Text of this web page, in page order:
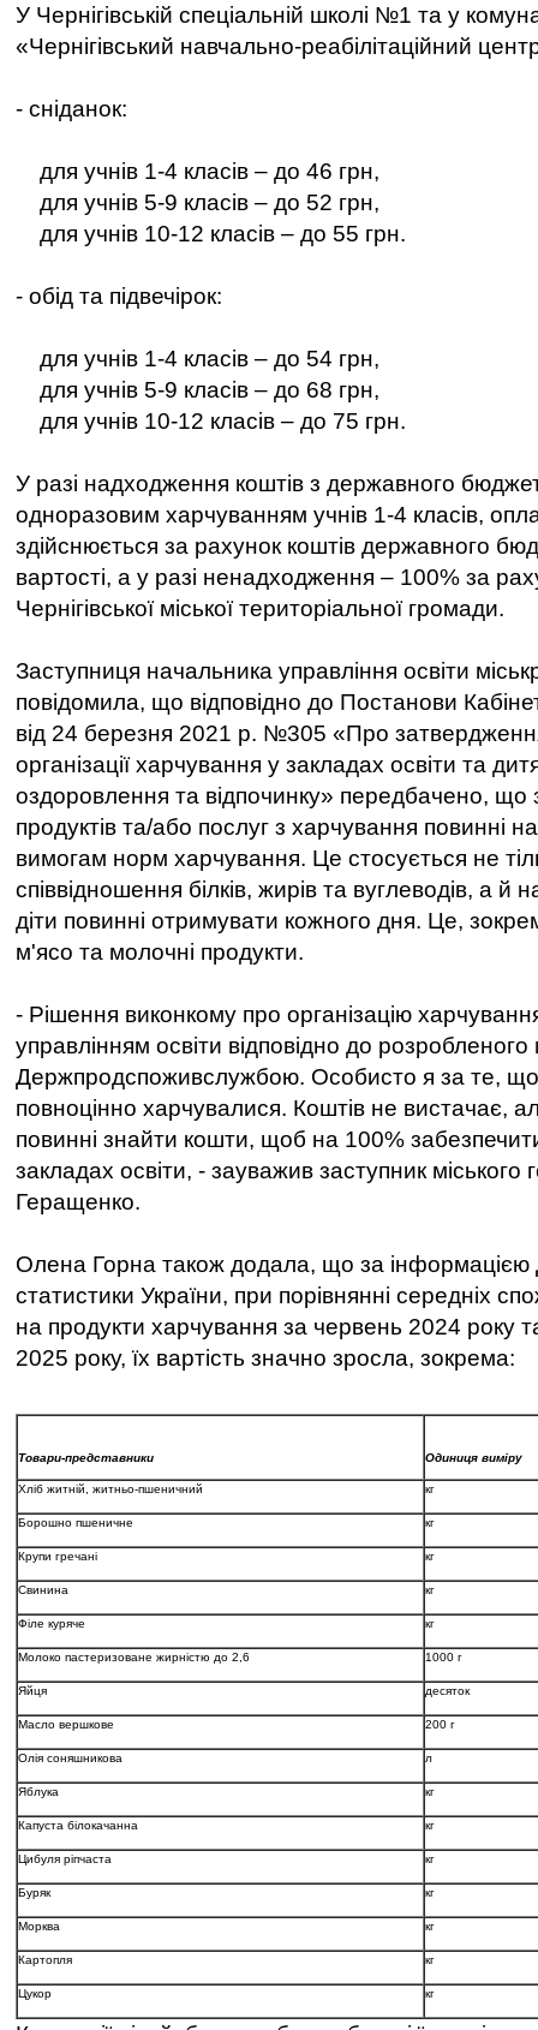
У Чернігівській спеціальній школі №1 та у
«Чернігівський навчально-реабілітаційний
- сніданок:
для учнів 1-4 класів – до 46 грн,
для учнів 5-9 класів – до 52 грн,
для учнів 10-12 класів – до 55 грн.
- обід та підвечірок:
для учнів 1-4 класів – до 54 грн,
для учнів 5-9 класів – до 68 грн,
для учнів 10-12 класів – до 75 грн.
У разі надходження коштів з державного
одноразовим харчуванням учнів 1-4 класів,
здійснюється за рахунок коштів державного
вартості, а у разі ненадходження – 100% за
Чернігівської міської територіальної громади.
Заступниця начальника управління освіти
повідомила, що відповідно до Постанови
від 24 березня 2021 р. №305 «Про
організації харчування у закладах освіти та
оздоровлення та відпочинку» передбачено, що
продуктів та/або послуг з харчування повинні
вимогам норм харчування. Це стосується не
співвідношення білків, жирів та вуглеводів, а й
діти повинні отримувати кожного дня. Це,
м'ясо та молочні продукти.
- Рішення виконкому про організацію
управлінням освіти відповідно до
Держпродспоживслужбою. Особисто я за те,
повноцінно харчувалися. Коштів не вистачає,
повинні знайти кошти, щоб на 100%
закладах освіти, - зауважив заступник міського
Геращенко.
Олена Горна також додала, що за інформацією
статистики України, при порівнянні середніх
на продукти харчування за червень 2024 року
2025 року, їх вартість значно зросла, зокрема:
Товари-представники Одиниця виміру
Хліб житній, житньо-пшеничний кг
Борошно пшеничне кг
Крупи гречані кг
Свинина кг
Філе куряче кг
Молоко пастеризоване жирністю до 2,6 1000 г
Яйця десяток
Масло вершкове 200 г
Олія соняшникова л
Яблука кг
Капуста білокачанна кг
Цибуля ріпчаста кг
Буряк кг
Морква кг
Картопля кг
Цукор кг